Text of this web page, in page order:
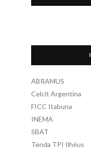
ABRAMUS
Celcit Argentina
FICC Itabuna
INEMA
SBAT
Tenda TPI Ilhéus